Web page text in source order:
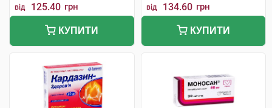
від 125.40 грн
КУПИТИ
від 134.60 грн
КУПИТИ